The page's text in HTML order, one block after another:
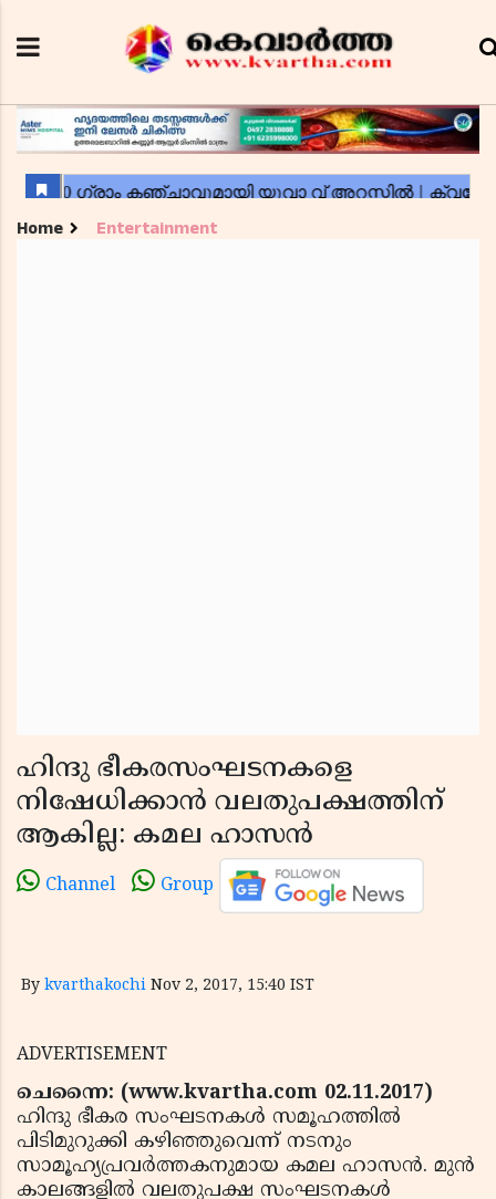
Home Entertainment
ഹിന്ദു ഭീകരസംഘടനകളെ
നിഷേധിക്കാന്‍ വലതുപക്ഷത്തിന്
ആകില്ല: കമല ഹാസന്‍
Channel Group
By kvarthakochi Nov 2, 2017, 15:40 IST
ADVERTISEMENT
ചെന്നൈ: (www.kvartha.com 02.11.2017)
ഹിന്ദു ഭീകര സംഘടനകള്‍ സമൂഹത്തില്‍
പിടിമുറുക്കി കഴിഞ്ഞുവെന്ന് നടനും
സാമൂഹ്യപ്രവര്‍ത്തകനുമായ കമല ഹാസന്‍. മുന്‍
കാലങ്ങളില്‍ വലതുപക്ഷ സംഘടനകള്‍